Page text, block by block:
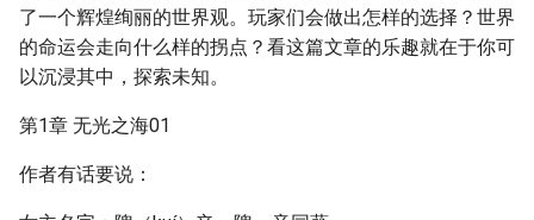
了一个辉煌绚丽的世界观。玩家们会做出怎样的选择？世界
的命运会走向什么样的拐点？看这篇文章的乐趣就在于你可
以沉浸其中，探索未知。
第1章 无光之海01
作者有话要说：